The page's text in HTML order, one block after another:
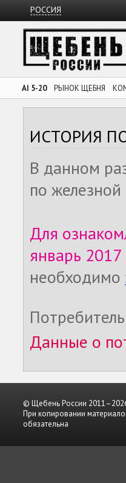
РОССИЯ
AI 5-20 РЫНОК ЩЕБНЯ
ИСТОРИЯ
В данном
по железной
Для
январь 2017
необходимо
Данные о
© Щебень России
При копировании
обязательна